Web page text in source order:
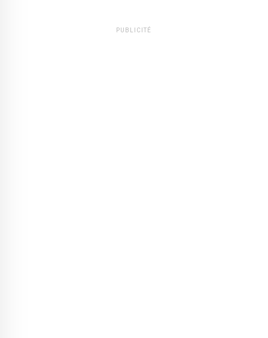
PUBLICITÉ